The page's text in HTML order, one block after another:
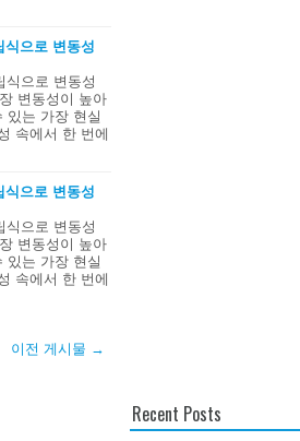
으로 변동성
으로 변동성
변동성이 높아
있는 가장 현실
속에서 한 번에
으로 변동성
으로 변동성
변동성이 높아
있는 가장 현실
속에서 한 번에
이전 게시물 →
Recent Posts